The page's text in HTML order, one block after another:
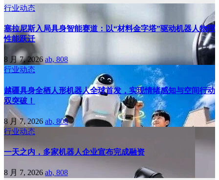
行业动态
塞拉尼斯入局具身智能赛道：以“材料金字塔”驱动机器人物理
性能跃迁
8 月 7, 2026 ab, 808
行业动态
越疆具身全栖人形机器人全球首发，实现情绪感知与空间行动
双突破！
8 月 7, 2026 ab, 808
行业动态
一天之内，多家机器人企业宣布完成融资
8 月 7, 2026 ab, 808